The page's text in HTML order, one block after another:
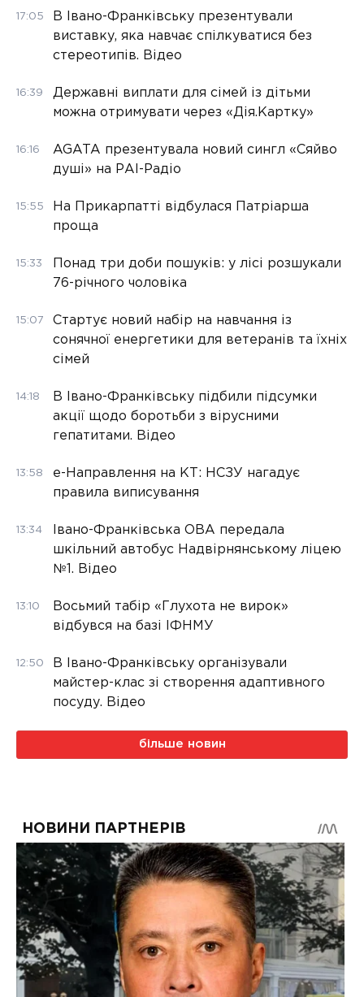
17:05
В Івано-Франківську презентували
виставку, яка навчає спілкуватися без
стереотипів. Відео
16:39
Державні виплати для сімей із дітьми
можна отримувати через «Дія.Картку»
16:16
AGATA презентувала новий сингл «Сяйво
душі» на РАІ-Радіо
15:55
На Прикарпатті відбулася Патріарша
проща
15:33
Понад три доби пошуків: у лісі розшукали
76-річного чоловіка
15:07
Стартує новий набір на навчання із
сонячної енергетики для ветеранів та їхніх
сімей
14:18
В Івано-Франківську підбили підсумки
акції щодо боротьби з вірусними
гепатитами. Відео
13:58
е-Направлення на КТ: НСЗУ нагадує
правила виписування
13:34
Івано-Франківська ОВА передала
шкільний автобус Надвірнянському ліцею
№1. Відео
13:10
Восьмий табір «Глухота не вирок»
відбувся на базі ІФНМУ
12:50
В Івано-Франківську організували
майстер-клас зі створення адаптивного
посуду. Відео
більше новин